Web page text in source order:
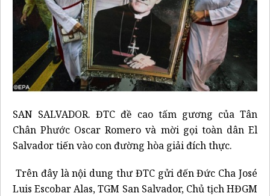
SAN SALVADOR. ĐTC đề cao tấm gương của Tân
Chân Phước Oscar Romero và mời gọi toàn dân El
Salvador tiến vào con đường hòa giải đích thực.
Trên đây là nội dung thư ĐTC gửi đến Đức Cha José
Luis Escobar Alas, TGM San Salvador, Chủ tịch HĐGM